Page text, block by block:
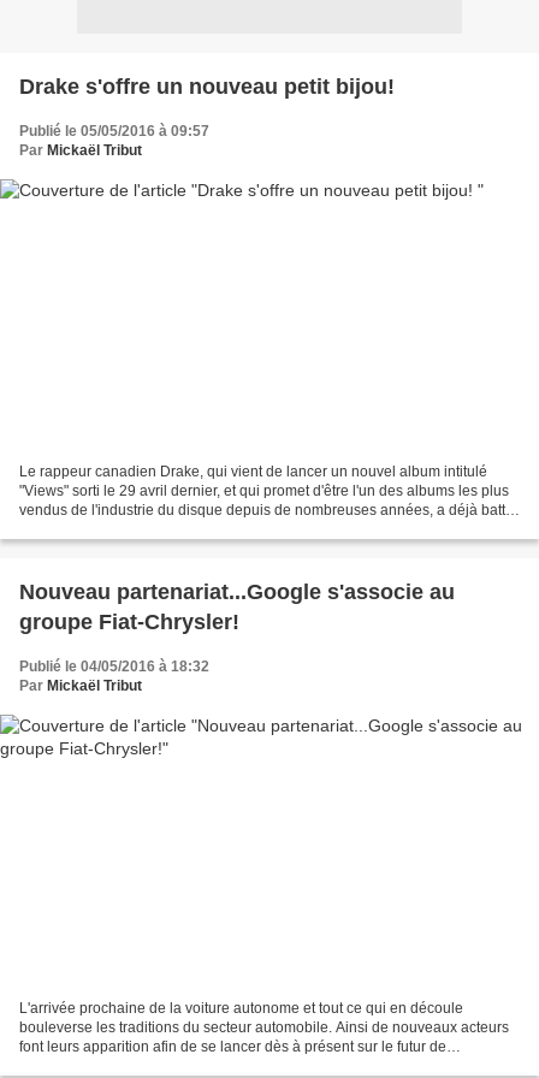
Drake s'offre un nouveau petit bijou!
Publié le 05/05/2016 à 09:57
Par Mickaël Tribut
Le rappeur canadien Drake, qui vient de lancer un nouvel album intitulé
"Views" sorti le 29 avril dernier, et qui promet d'être l'un des albums les plus
vendus de l'industrie du disque depuis de nombreuses années, a déjà battu
Nouveau partenariat...Google s'associe au
groupe Fiat-Chrysler!
Publié le 04/05/2016 à 18:32
Par Mickaël Tribut
L'arrivée prochaine de la voiture autonome et tout ce qui en découle
bouleverse les traditions du secteur automobile. Ainsi de nouveaux acteurs
font leurs apparition afin de se lancer dès à présent sur le futur de